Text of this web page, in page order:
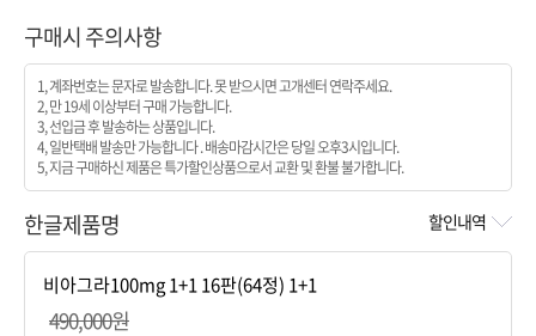
구매시 주의사항
1, 계좌번호는 문자로 발송합니다. 못 받으시면 고개센터 연락주세요.
2, 만 19세 이상부터 구매 가능합니다.
3, 선입금 후 발송하는 상품입니다.
4, 일반택배 발송만 가능합니다 . 배송마감시간은 당일 오후3시입니다.
5, 지금 구매하신 제품은 특가할인상품으로서 교환 및 환불 불가합니다.
한글제품명 할인내역
490,000원